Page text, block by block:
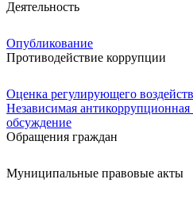
Деятельность
Опубликование
Противодействие коррупции
Оценка регулирующего
Независимая
обсуждение
Обращения граждан
Муниципальные правовые акты